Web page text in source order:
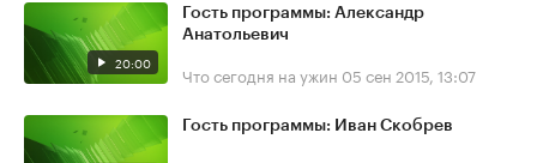
20:00
Гость программы: Александр
Анатольевич
Что сегодня на ужин 05 сен 2015, 13:07
Гость программы: Иван Скобрев